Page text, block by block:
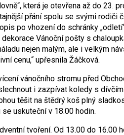
která je otevřena až do 23.
přání spolu se svými rodiči
po vhození do schránky
Vánoční pošty s
nejen malým, ale i velkým
cenu,“ upřesnila Žáčková.
vánočního stromu před
i zazpívat koledy s
těšit na štědrý koš plný
uskuteční v 18.00 hodin.
tvoření. Od 13.00 do 16.00